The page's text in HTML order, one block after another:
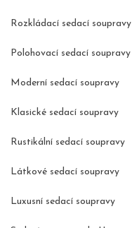
Rozkládací sedací soupravy
Polohovací sedací soupravy
Moderní sedací soupravy
Klasické sedací soupravy
Rustikální sedací soupravy
Látkové sedací soupravy
Luxusní sedací soupravy